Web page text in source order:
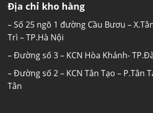
Địa chỉ kho hàng
– Số 25 ngõ 1 đường Cầu Bươu –
Trì – TP.Hà Nội
– Đường số 3 – KCN Hòa Khánh-
– Đường số 2 – KCN Tân Tạo – P.Tân
Tân